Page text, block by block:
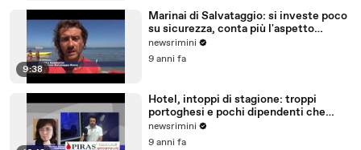
9:38
Marinai di Salvataggio: si investe poco
su sicurezza, conta più l'aspetto
economico
newsrimini
9 anni fa
Hotel, intoppi di stagione: troppi
portoghesi e pochi dipendenti che
parlano tedesco
newsrimini
9 anni fa